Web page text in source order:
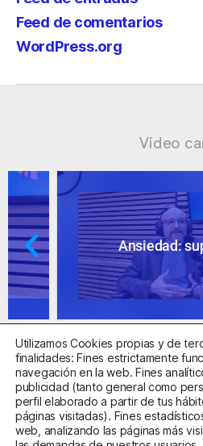
Feed de comentarios
WordPress.org
Vídeo
Ansiedad:
Centro Sanitario Autorizado
Utilizamos Cookies propias y de
finalidades: Fines estrictamente
navegación en la web. Fines
publicidad (tanto general como
perfil elaborado a partir de tus
páginas visitadas). Fines
web, analizando las páginas más